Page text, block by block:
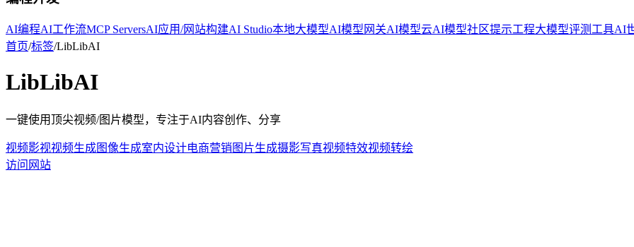
AI编程AI工作流MCP ServersAI应用/网站构建AI Studio本地大模型AI模型网关AI模型云AI模型社区提示工程大模型评测工具AI
首页/标签/LibLibAI
LibLibAI
一键使用顶尖视频/图片模型，专注于AI内容创作、分享
视频影视视频生成图像生成室内设计电商营销 图片生成摄影写真视频特效视频转绘
访问网站